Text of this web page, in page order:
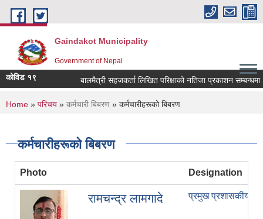
Skip to main content
Gaindakot Municipality
Government of Nepal
कोविड १९ बालमैत्री सहजकर्ता लिखित परिक्षाको नतिजा प्रकाशन सम्बन्धमा
You are here
Home » परिचय » कर्मचारी बिबरण » कर्मचारीहरूको बिबरण
कर्मचारीहरूको बिबरण
Photo Designation
रामचन्द्र लामगादे प्रमुख प्रशासकीय